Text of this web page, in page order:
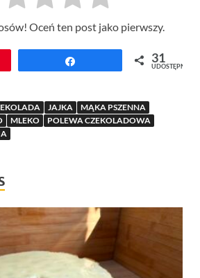
Oceń ten post jako pierwszy.
31
UDOSTĘPNIEŃ
JAJKA
MĄKA PSZENNA
MLEKO
POLEWA CZEKOLADOWA